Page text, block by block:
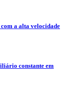
a alta velocidade
constante em